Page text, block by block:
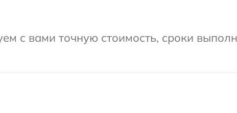
с вами точную стоимость, сроки